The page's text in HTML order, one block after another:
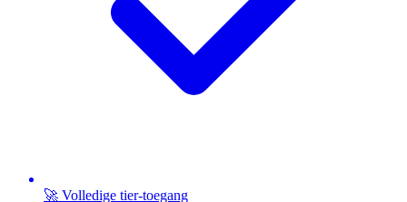
🚀 Volledige tier-toegang